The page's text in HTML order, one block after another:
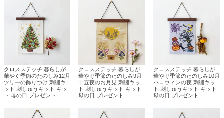
クロスステッチ 暮らしが
華やぐ季節のたのしみ12月
ツリーの飾りつけ 刺繍キ
ット 刺しゅうキット キッ
ト 母の日 プレゼント
クロスステッチ 暮らしが
華やぐ季節のたのしみ9月
十五夜のお月見 刺繍キッ
ト 刺しゅうキット キット
母の日 プレゼント
クロスステッチ 暮らしが
華やぐ季節のたのしみ10月
ハロウィンの夜 刺繍キッ
ト 刺しゅうキット キット
母の日 プレゼント